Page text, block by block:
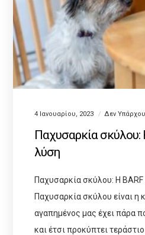
4 Ιανουαρίου, 2023 Δεν
Παχυσαρκία σκύλου:
λύση
Παχυσαρκία σκύλου: Η BARF
Παχυσαρκία σκύλου είναι η
αγαπημένος μας έχει πάρα
και έτσι προκύπτει